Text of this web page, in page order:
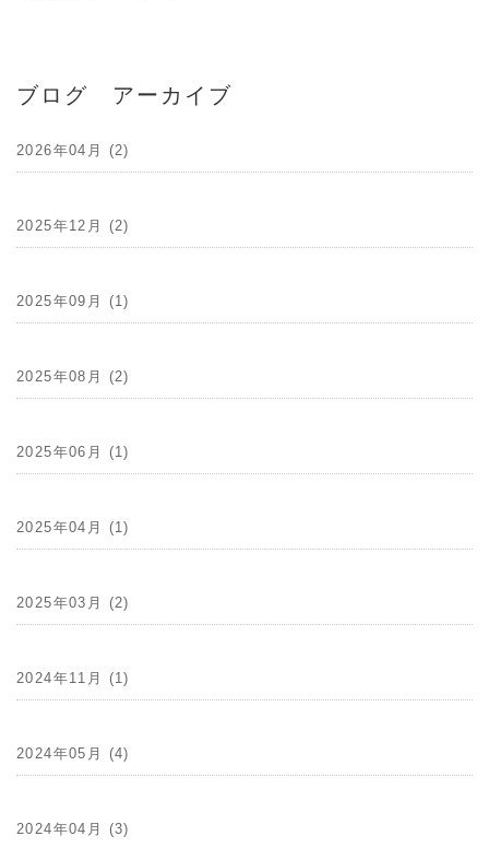
ブログ アーカイブ
2026年04月 (2)
2025年12月 (2)
2025年09月 (1)
2025年08月 (2)
2025年06月 (1)
2025年04月 (1)
2025年03月 (2)
2024年11月 (1)
2024年05月 (4)
2024年04月 (3)